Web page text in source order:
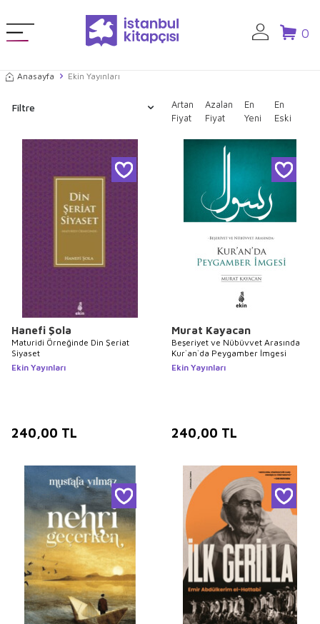
0
Anasayfa Ekin Yayınları
Filtre
Artan
Fiyat
Azalan
Fiyat
En
Yeni
En
Eski
Hanefi Şola
Maturidi Örneğinde Din Şeriat
Siyaset
Ekin Yayınları
240,00 TL
Murat Kayacan
Beşeriyet ve Nübüvvet Arasında
Kur`an`da Peygamber İmgesi
Ekin Yayınları
240,00 TL